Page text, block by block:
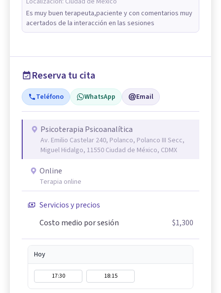
Es muy buen terapeuta,paciente y con comentarios muy
acertados de la interacción en las sesiones
Reserva tu cita
Teléfono WhatsApp Email
Psicoterapia Psicoanalítica
Av. Emilio Castelar 240, Polanco, Polanco III Secc,
Miguel Hidalgo, 11550 Ciudad de México, CDMX
Online
Terapia online
Servicios y precios
Costo medio por sesión
$1,300
Hoy
17:30 18:15